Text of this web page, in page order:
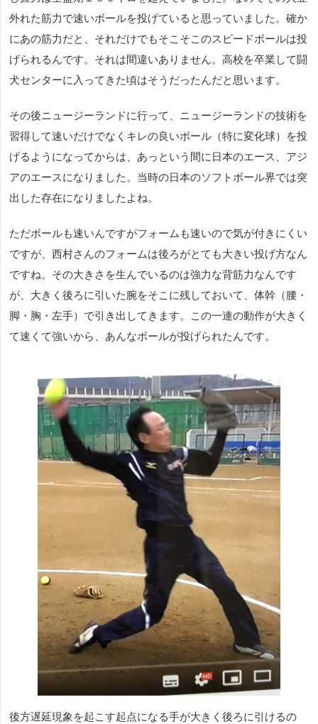
外れた筋力で速いボールを投げていると思っていました。確か
にあの筋力だと、それだけでもそこそこのスピードボールは投
げられるんです。それは間違いありません。高校を卒業して闘
犬センターに入ってきた頃はそうだったんだと思います。
その後ニュージーランドに行って、ニュージーランドの技術を
習得して速いだけでなくキレの良いボール（特に変化球）を投
げるようになってからは、あっという間に日本のエース、アジ
アのエースになりました。当時の日本のソフトボール界では突
出した存在になりましたよね。
ただボールも速いんですがフォームも速いので気が付きにくい
ですが、西村さんのフォームは後ろがとても大きい投げ方なん
ですね。その大きさを生んでいるのは強力な背筋力なんです
が、大きく後ろに引いた腕をそこに残しておいて、体幹（腰・
脚・胸・左手）で引き出してきます。この一連の動作が大きく
て速くて強いから、あんなボールが投げられたんです。
後方遅延現象を起こす起点になる手が大きく後ろに引けるの